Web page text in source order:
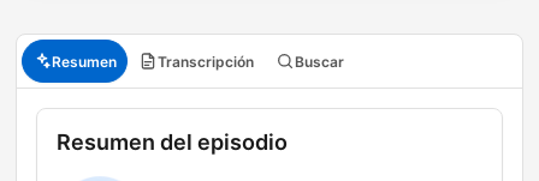
Resumen Transcripción Buscar
Resumen del episodio